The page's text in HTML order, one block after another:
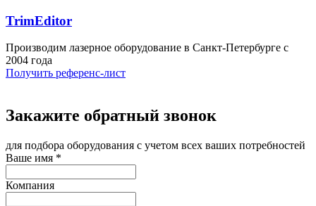
TrimEditor
Производим лазерное оборудование в Санкт-Петербурге с
2004 года
Получить референс-лист
Закажите обратный звонок
для подбора оборудования с учетом всех ваших потребностей
Ваше имя *
Компания